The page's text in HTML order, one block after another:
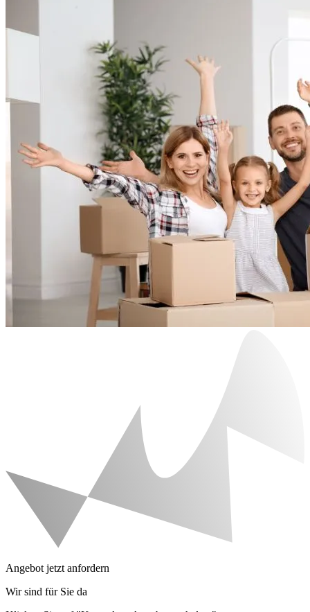
Angebot jetzt anfordern
Wir sind für Sie da